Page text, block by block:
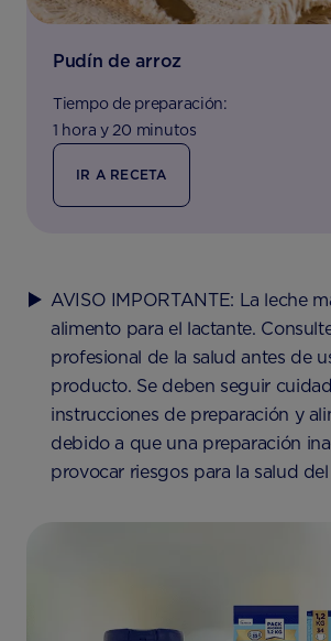
Pudín de arroz
Tiempo de preparación:
1 hora y 20 minutos
IR A RECETA
AVISO IMPORTANTE: La leche
alimento para el lactante.
profesional de la salud antes de
producto. Se deben seguir
instrucciones de preparación y
debido a que una preparación
provocar riesgos para la salud